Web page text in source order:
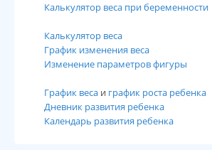
Калькулятор веса при беременности
Калькулятор веса
График изменения веса
Изменение параметров фигуры
График веса и график роста ребенка
Дневник развития ребенка
Календарь развития ребенка